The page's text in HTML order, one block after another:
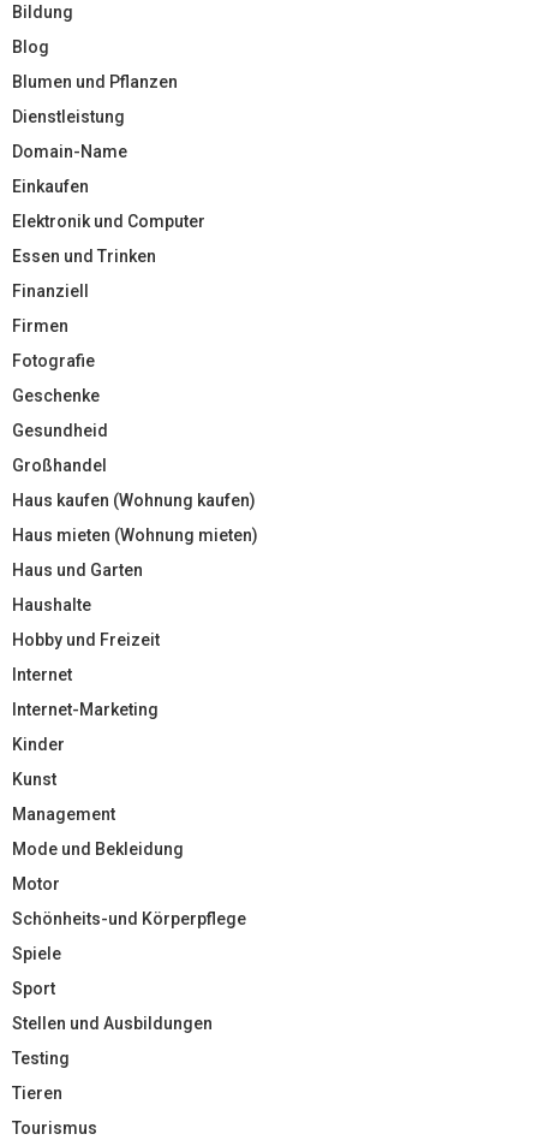
Bildung
Blog
Blumen und Pflanzen
Dienstleistung
Domain-Name
Einkaufen
Elektronik und Computer
Essen und Trinken
Finanziell
Firmen
Fotografie
Geschenke
Gesundheid
Großhandel
Haus kaufen (Wohnung kaufen)
Haus mieten (Wohnung mieten)
Haus und Garten
Haushalte
Hobby und Freizeit
Internet
Internet-Marketing
Kinder
Kunst
Management
Mode und Bekleidung
Motor
Schönheits-und Körperpflege
Spiele
Sport
Stellen und Ausbildungen
Testing
Tieren
Tourismus